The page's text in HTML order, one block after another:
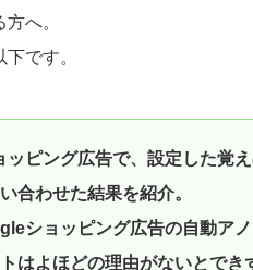
へ。
です。
ッピング広告で、設定した覚
合わせた結果を紹介。
ショッピング広告の自動ア
はよほどの理由がないとで